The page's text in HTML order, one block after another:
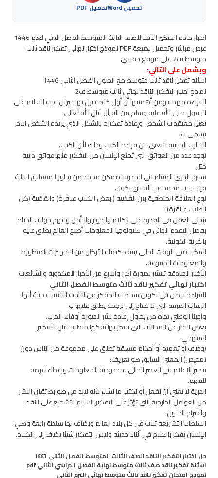
تحميل Word تحميل PDF
اختبار مادة التفكير الناقد للصف الثالث المتوسط الفصل الثاني لعام 1446
عرض مباشر وتحميل بصيغة PDF نموذج اختبار نهائي تفكير ناقد ثالث
متوسط ف2 على موقع حقيبتي
ويشمل على التالي:
اسئلة تفكير ناقد ثالث متوسط مع الحلول الفصل الثاني 1446
نماذج اختبار التفكير الناقد نهائي ثالث متوسط ف2
القراءة مهمة ومن أهميتها أن أول كلمة نزل بها جبريل عليه السلام على
الرسول صلى الله عليه وسلم من القرآن قال الله تعالى:
تغيير معتقدات الشخص وإعادة تفكيره بالشكل الذي يريده الشخص الآخر
يسمى ب:
التجارب الحياتية لاتغني عن قراءة الكتب وذلك لأن الكتب.
توجد عدد من العوائق التي تمنع الإنسان من التفكير منها عوائق ذاتية
مثل
سباق الجري المقام في المدرسة تمكن محمد من تجاوز المتسابق الثالث
فإن ترتيب محمد في السباق يكون.
نوع العلاقة المنطقية بين القضية ( بعض الكلاب عباقرة) والقضية (كل
الطلاب عباقرة):
يتجلى العقل في القدرة على الكلام والحوار والتأمل وفهم جوانب الحياة.
بفضل التقدم الهائل في تكنولوجيا المعلومات أصبح العالم يطلق عليه
بالقرية الكونية.
المكتبة في الوقت الحالي بنية مكتملة الأركان من التجهيزات المتطورة
والمعلومات المتنوعة.
الأخبار الصادقة تنتشر بصورة أكبر وأسرع من الأخبار المكذوبة والشائعات.
اختبار نهائي تفكير ناقد ثالث متوسط الفصل الثاني
للقراءة فضل في تكوين شخصية المفكر من الناحية النفسية حيث أنها
الرسالة المرئية التي لا تحتاج إلى ترجمة يطلق عليها ب
واجبنا الوطني تجاه من يحاول إعادة نشر الصورة أوقات الحرب.
بغض النظر عن المجالات التي نفكر بها تفكيرا منطقيا فإن التفكير
المنهجي.
(وصف أو تعميم أو أحكام مسبقة تطلق على مجموعة من الناس دون
تمحيص) المعنى السابق هو تعريف:
يتميز الإعلام في العصر الحالي بمحدودية المعلومات وإعطاء فرصة
للفهم.
الحرية لا تعني أن نفعل أو نكتب ما نشاء لأنه لابد من ضوابط تقنن النشر.
من العوامل الخارجية التي تؤثر على التفكير السليم التشجيع على النقد
واقتراح الحلول.
السلطات التشريعة ثلاث في كل بلاد العالم ويضاف لها سلطة رابعة وهي:
الإنسان يفكر بالكلام في أثناء حديثه وليس التفكير شيئا يضاف إلى الكلام.
حل اختبار التفكير الناقد الصف الثالث المتوسط الفصل الثاني ١٤٤٦
اسئلة تفكير ناقد صف ثالث متوسط نهاية الفصل الدراسي الثاني pdf
نموذج امتحان تفكير ناقد ثالث متوسط نهائي الترم الثاني